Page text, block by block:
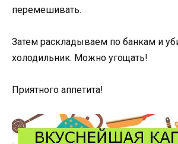
перемешивать.
Затем раскладываем по банкам и
холодильник. Можно угощать!
Приятного аппетита!